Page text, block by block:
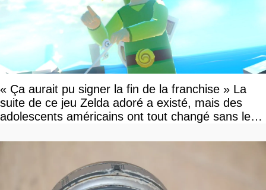
« Ça aurait pu signer la fin de la franchise » La
suite de ce jeu Zelda adoré a existé, mais des
adolescents américains ont tout changé sans le